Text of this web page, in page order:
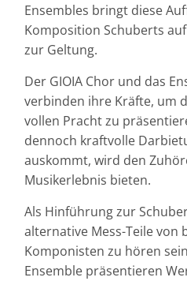
Ensembles bringt diese
Komposition Schuberts
zur Geltung.
Der GIOIA Chor und das
verbinden ihre Kräfte, um
vollen Pracht zu
dennoch kraftvolle
auskommt, wird den
Musikerlebnis bieten.
Als Hinführung zur
alternative Mess-Teile von
Komponisten zu hören
Ensemble präsentieren